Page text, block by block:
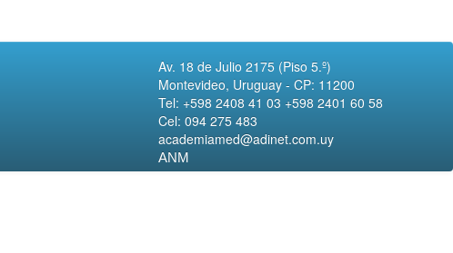
Av. 18 de Julio 2175 (Piso 5.º)
Montevideo, Uruguay - CP: 11200
Tel: +598 2408 41 03 +598 2401 60 58
Cel: 094 275 483
academiamed@adinet.com.uy
ANM